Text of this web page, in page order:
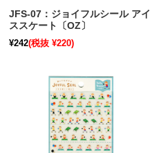
JFS-07：ジョイフルシール アイ
ススケート〔OZ〕
¥242(税抜 ¥220)